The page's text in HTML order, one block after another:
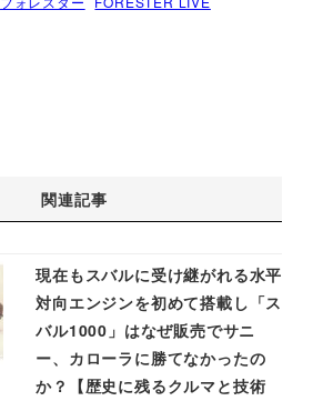
関連記事
現在もスバルに受け継がれる水平
対向エンジンを初めて搭載し「ス
バル1000」はなぜ販売でサニ
ー、カローラに勝てなかったの
か？【歴史に残るクルマと技術